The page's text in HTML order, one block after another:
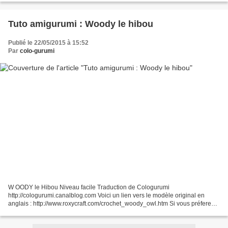
Tuto amigurumi : Woody le hibou
Publié le 22/05/2015 à 15:52
Par colo-gurumi
W OODY le Hibou Niveau facile Traduction de Cologurumi
http://cologurumi.canalblog.com Voici un lien vers le modèle original en
anglais : http://www.roxycraft.com/crochet_woody_owl.htm Si vous préferez